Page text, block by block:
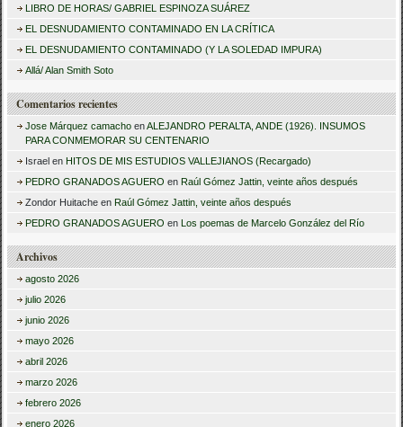
r
LIBRO DE HORAS/ GABRIEL ESPINOZA SUÁREZ
EL DESNUDAMIENTO CONTAMINADO EN LA CRÍTICA
EL DESNUDAMIENTO CONTAMINADO (Y LA SOLEDAD IMPURA)
Allá/ Alan Smith Soto
Comentarios recientes
Jose Márquez camacho enALEJANDRO PERALTA, ANDE (1926). INSUMOS
PARA CONMEMORAR SU CENTENARIO
Israel en HITOS DE MIS ESTUDIOS VALLEJIANOS (Recargado)
PEDRO GRANADOS AGUERO en Raúl Gómez Jattin, veinte años después
Zondor Huitache en Raúl Gómez Jattin, veinte años después
PEDRO GRANADOS AGUERO en Los poemas de Marcelo González del Río
Archivos
agosto 2026
julio 2026
junio 2026
mayo 2026
abril 2026
marzo 2026
febrero 2026
enero 2026